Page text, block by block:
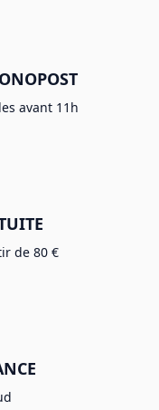
avant 11h
de 80 €